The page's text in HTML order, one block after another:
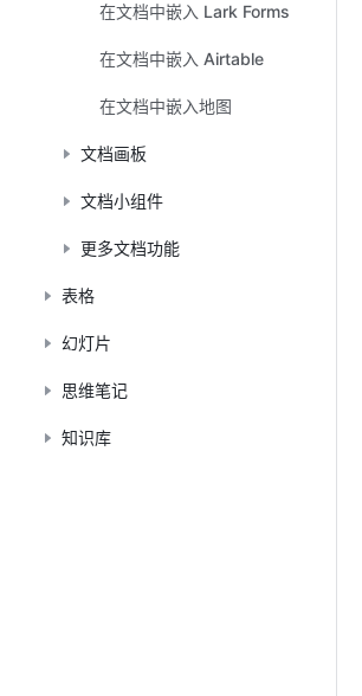
在文档中嵌入 Lark Forms
在文档中嵌入 Airtable
在文档中嵌入地图
文档画板
文档小组件
更多文档功能
表格
幻灯片
思维笔记
知识库